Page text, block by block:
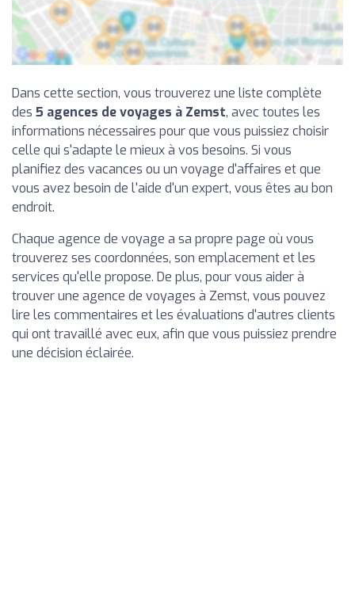
Dans cette section, vous trouverez une liste complète
des 5 agences de voyages à Zemst, avec toutes les
informations nécessaires pour que vous puissiez choisir
celle qui s'adapte le mieux à vos besoins. Si vous
planifiez des vacances ou un voyage d'affaires et que
vous avez besoin de l'aide d'un expert, vous êtes au bon
endroit.
Chaque agence de voyage a sa propre page où vous
trouverez ses coordonnées, son emplacement et les
services qu'elle propose. De plus, pour vous aider à
trouver une agence de voyages à Zemst, vous pouvez
lire les commentaires et les évaluations d'autres clients
qui ont travaillé avec eux, afin que vous puissiez prendre
une décision éclairée.